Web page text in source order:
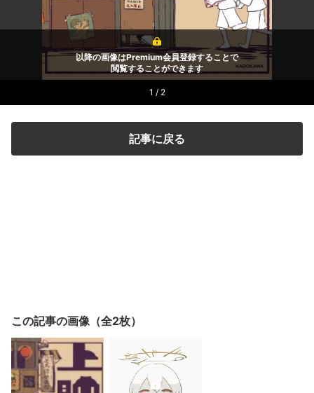
以降の画像はPremium会員登録することで
閲覧することができます
1 / 2
記事に戻る
この記事の画像（全2枚）